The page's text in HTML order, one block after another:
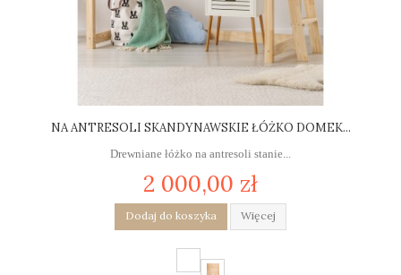
NA ANTRESOLI SKANDYNAWSKIE ŁÓŻKO DOMEK...
Drewniane łóżko na antresoli stanie...
2 000,00 zł
Dodaj do koszyka Więcej